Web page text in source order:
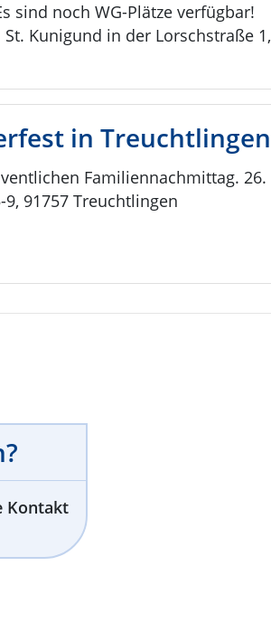
sind noch WG-Plätze verfügbar!
Kunigund in der Lorschstraße 1,
in Treuchtlingen
Familiennachmittag. 26.
91757 Treuchtlingen
Kontakt